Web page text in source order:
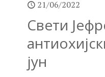
21/06/2022
Свети
јун